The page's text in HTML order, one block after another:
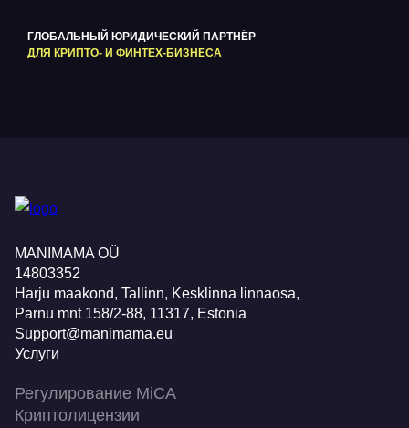
ГЛОБАЛЬНЫЙ ЮРИДИЧЕСКИЙ ПАРТНЁР
ДЛЯ КРИПТО- И ФИНТЕХ-БИЗНЕСА
MANIMAMA OÜ
14803352
Harju maakond, Tallinn, Kesklinna linnaosa,
Pаrnu mnt 158/2-88, 11317, Estonia
Support@manimama.eu
Услуги
Регулирование MiCA
Криптолицензии